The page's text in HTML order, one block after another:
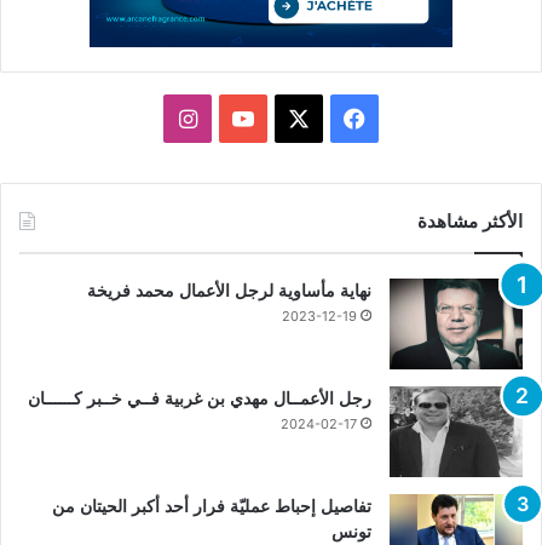
فيسبوك يوتيوبانستقرام
الأكثر مشاهدة
نهاية مأساوية لرجل الأعمال محمد فريخة
2023-12-19
رجل الأعمــال مهدي بن غربية فــي خــبر كــــــان
2024-02-17
تفاصيل إحباط عمليّة فرار أحد أكبر الحيتان من
تونس